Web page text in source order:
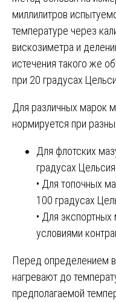
миллилитров
температуре через
вискозиметра и
истечения такого же
при 20 градусах
Для различных марок
нормируется при
Для флотских
градусах Цельсия.
• Для топочных
100 градусах
• Для
условиями
Перед определением
нагревают до
предполагаемой